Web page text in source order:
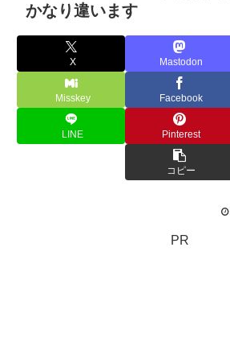
かなり違います
X Mastodon
Misskey Facebook
LINE Pinterest
コピー
PR